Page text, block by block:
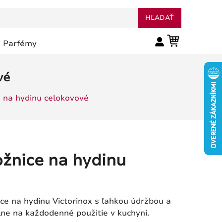
Parfémy
HĽADAŤ
hydinu celokovové
na hydinu
na hydinu Victorinox s ľahkou údržbou a
na každodenné použitie v kuchyni.